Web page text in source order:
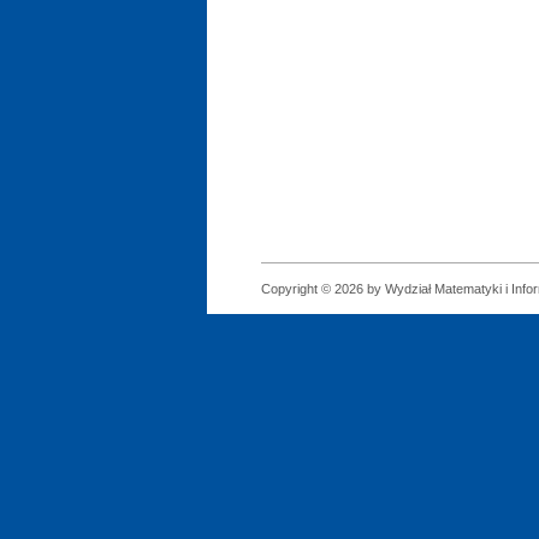
Copyright © 2026 by Wydział Matematyki i